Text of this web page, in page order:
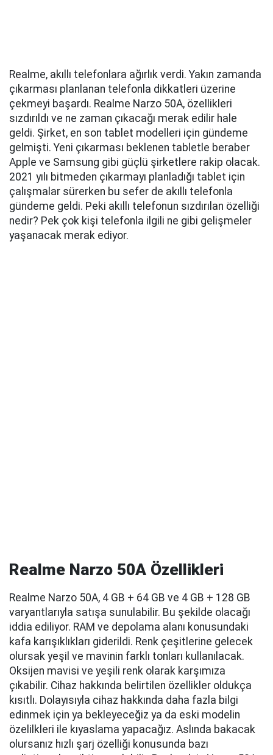
Realme, akıllı telefonlara ağırlık verdi. Yakın zamanda
çıkarması planlanan telefonla dikkatleri üzerine
çekmeyi başardı. Realme Narzo 50A, özellikleri
sızdırıldı ve ne zaman çıkacağı merak edilir hale
geldi. Şirket, en son tablet modelleri için gündeme
gelmişti. Yeni çıkarması beklenen tabletle beraber
Apple ve Samsung gibi güçlü şirketlere rakip olacak.
2021 yılı bitmeden çıkarmayı planladığı tablet için
çalışmalar sürerken bu sefer de akıllı telefonla
gündeme geldi. Peki akıllı telefonun sızdırılan özelliği
nedir? Pek çok kişi telefonla ilgili ne gibi gelişmeler
yaşanacak merak ediyor.
Realme Narzo 50A Özellikleri
Realme Narzo 50A, 4 GB + 64 GB ve 4 GB + 128 GB
varyantlarıyla satışa sunulabilir. Bu şekilde olacağı
iddia ediliyor. RAM ve depolama alanı konusundaki
kafa karışıklıkları giderildi. Renk çeşitlerine gelecek
olursak yeşil ve mavinin farklı tonları kullanılacak.
Oksijen mavisi ve yeşili renk olarak karşımıza
çıkabilir. Cihaz hakkında belirtilen özellikler oldukça
kısıtlı. Dolayısıyla cihaz hakkında daha fazla bilgi
edinmek için ya bekleyeceğiz ya da eski modelin
özelilkleri ile kıyaslama yapacağız. Aslında bakacak
olursanız hızlı şarj özelliği konusunda bazı